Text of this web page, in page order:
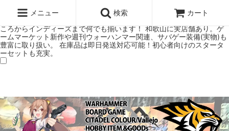
ミアムショップTORAYAMA。通販・オンラインショップです！ ウォー
ハンマーとボードゲームのことなら当店へ！ボードゲームもメジャーど
ころからインディーズまで何でも揃います！ 和歌山に実店舗あり。ゲ
ームマーケット新作や週刊ウォーハンマー関連、サバゲー装備(実物)も
豊富に取り扱い。 在庫品は即日発送対応可能！初心者向けのスタータ
ーセットも充実。
メニュー 検索 カート